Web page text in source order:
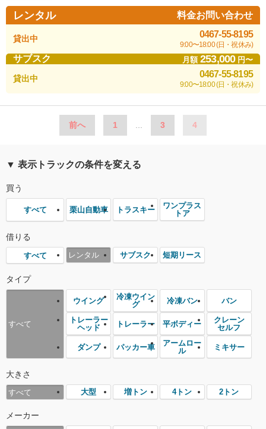
レンタル 料金お問い合わせ
貸出中 0467-55-8195
9:00〜18:00 (日・祝休み)
サブスク 月額253,000円〜
貸出中 0467-55-8195
9:00〜18:00 (日・祝休み)
前へ 1 3 4
▼ 表示トラックの条件を変える
買う
すべて 栗山自動車 トラスキー
ワンプラス
トア
借りる
すべて レンタル サブスク 短期リース
タイプ
すべて
ウイング
冷凍ウイン
グ
冷凍バン バン
トレーラー
ヘッド
トレーラー 平ボディー
クレーン
セルフ
ダンプ パッカー車
アームロー
ル
ミキサー
大きさ
すべて 大型 増トン 4トン 2トン
メーカー